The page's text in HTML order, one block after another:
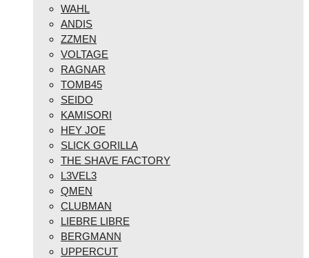
WAHL
ANDIS
ZZMEN
VOLTAGE
RAGNAR
TOMB45
SEIDO
KAMISORI
HEY JOE
SLICK GORILLA
THE SHAVE FACTORY
L3VEL3
QMEN
CLUBMAN
LIEBRE LIBRE
BERGMANN
UPPERCUT